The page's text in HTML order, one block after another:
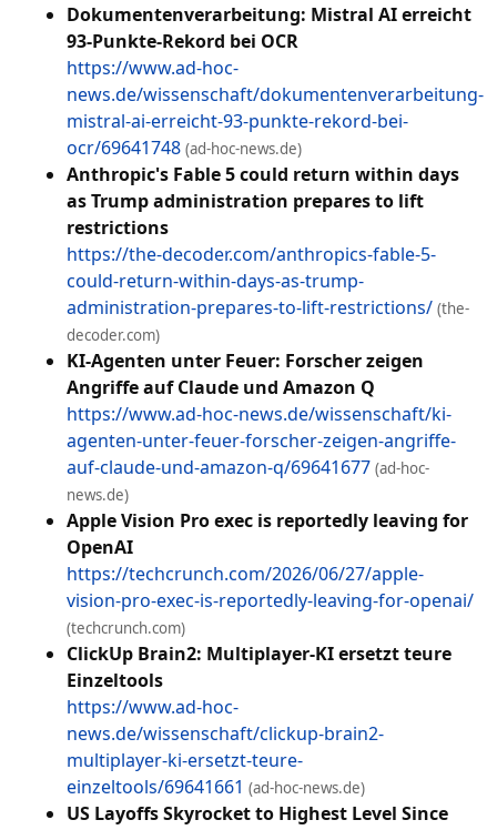
Dokumentenverarbeitung: Mistral AI erreicht
93-Punkte-Rekord bei OCR
https://www.ad-hoc-
news.de/wissenschaft/dokumentenverarbeitung-
mistral-ai-erreicht-93-punkte-rekord-bei-
ocr/69641748 (ad-hoc-news.de)
Anthropic's Fable 5 could return within days
as Trump administration prepares to lift
restrictions
https://the-decoder.com/anthropics-fable-5-
could-return-within-days-as-trump-
administration-prepares-to-lift-restrictions/ (the-
decoder.com)
KI-Agenten unter Feuer: Forscher zeigen
Angriffe auf Claude und Amazon Q
https://www.ad-hoc-news.de/wissenschaft/ki-
agenten-unter-feuer-forscher-zeigen-angriffe-
auf-claude-und-amazon-q/69641677 (ad-hoc-
news.de)
Apple Vision Pro exec is reportedly leaving for
OpenAI
https://techcrunch.com/2026/06/27/apple-
vision-pro-exec-is-reportedly-leaving-for-openai/
(techcrunch.com)
ClickUp Brain2: Multiplayer-KI ersetzt teure
Einzeltools
https://www.ad-hoc-
news.de/wissenschaft/clickup-brain2-
multiplayer-ki-ersetzt-teure-
einzeltools/69641661 (ad-hoc-news.de)
US Layoffs Skyrocket to Highest Level Since